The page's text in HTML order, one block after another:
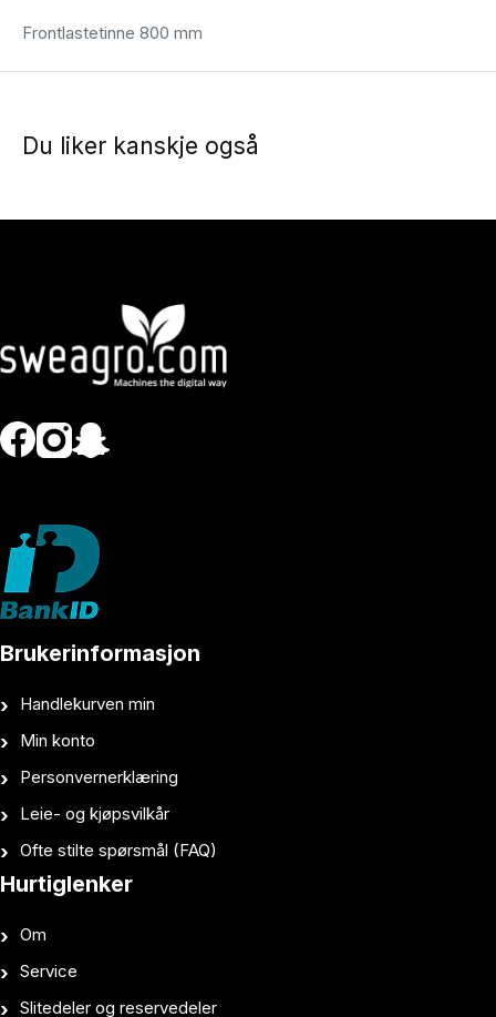
Frontlastetinne 800 mm
Du liker kanskje også
Brukerinformasjon
Handlekurven min
Min konto
Personvernerklæring
Leie- og kjøpsvilkår
Ofte stilte spørsmål (FAQ)
Hurtiglenker
Om
Service
Slitedeler og reservedeler